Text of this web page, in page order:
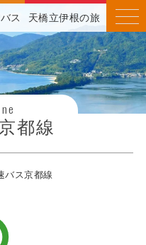
ス 天橋立伊根の旅
都線
バス京都線